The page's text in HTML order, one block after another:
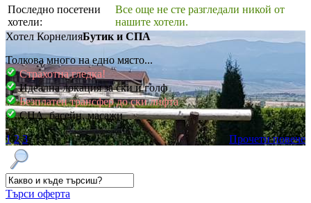
Последно посетени
хотели:
Все още не сте разгледали никой от
нашите хотели.
Хотел КорнелияБутик и СПА
Толкова много на едно място...
Страхотна гледка!
Идеална локация за ски и голф
Безплатен трансфер до ски лифта
СПА, басейн, масажи
Прочети повече
1 2 3
Търси оферта